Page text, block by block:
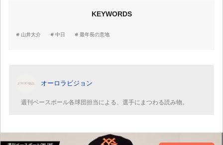
KEYWORDS
山井大介 中日 最年長の意地
オーロラビジョン
週刊ベースボール各球団担当による、選手にまつわる読み物。